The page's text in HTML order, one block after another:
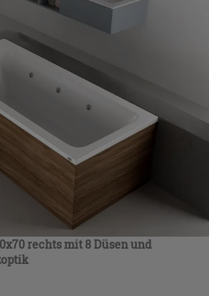
rechts mit 8 Düsen und